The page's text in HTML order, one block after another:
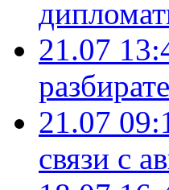
21.07
21.07
связи с